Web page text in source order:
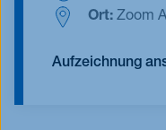
Ort: Zoom
Aufzeichnung